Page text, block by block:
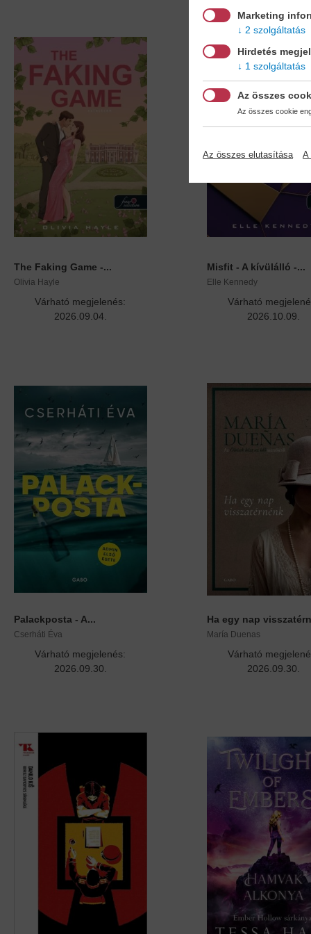
The Faking Game -...
Olivia Hayle
Várható megjelenés:
2026.09.04.
Misfit - A kívülálló -...
Elle Kennedy
Várható
2026.10.09.
Palackposta - A...
Cserháti Éva
Várható megjelenés:
2026.09.30.
Ha egy nap
María Duenas
Várható
2026.09.30.
Marketing
2 szolgáltatás
Hirdetés
1 szolgáltatás
Az összes
Az összes cookie
Az összes elutasítása A